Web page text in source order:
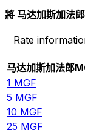
將 马达加斯加法
Rate
马达加斯加法郎
1 MGF
5 MGF
10 MGF
25 MGF